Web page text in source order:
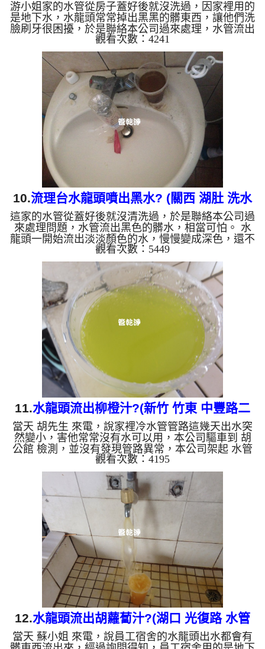
洗 )
游小姐家的水管從房子蓋好後就沒洗過，因家裡用的
是地下水，水龍頭常常掉出黑黑的髒東西，讓他們洗
臉刷牙很困擾，於是聯絡本公司過來處理，水管流出
咖啡色的液體，看起來相當噁心。 水龍頭一開始流
出半透明的水，慢慢變成深色，最後變成了咖啡色，
還發出惡臭，這不是水塔裡面有問題，而是本公司
在 洗水管。 水管裡的髒東西不斷噴出來，水漸漸變
透明，髒東西也越來越少，最後變成乾淨的水。 洗
水管是利用高週波水管清洗機，把檸檬酸水打入水
管，讓水管管壁的鐵鏽及生物膜軟化，透過空氣與水
混合，產生阻力，這...
觀看次數：4241
10.流理台水龍頭噴出黑水? (關西 湖肚 洗水
管)
這家的水管從蓋好後就沒清洗過，於是聯絡本公司過
來處理問題，水管流出黑色的髒水，相當可怕。 水
龍頭一開始流出淡淡顏色的水，慢慢變成深色，還不
時發出臭味，這不是水塔裡面有問題，而是本公司在
幫住在關西的王太太 洗水管。 水管裡的髒東西不斷
噴出來，水慢慢變透明，髒東西也越來越少，最後變
成乾淨的清水。 清洗水管是利用高週波機，把檸檬
酸水打入水管，讓水管管壁的鐵鏽及生物膜軟化，透
過空氣與水混合，產生阻力，這時候高周波就會把生
物膜、鐵鏽等等雜質打出來。 使用這方式把軟化的
東西打出來，浸...
觀看次數：5449
11.水龍頭流出柳橙汁?(新竹 竹東 中豐路二
段 清洗水管)
當天 胡先生 來電，說家裡冷水管管路這幾天出水突
然變小，害他常常沒有水可以用，本公司驅車到 胡
公館 檢測，並沒有發現管路異常，本公司架起 水管
清洗機 並開始作業，清洗時，從柳橙汁色突然變成
了咖啡色，我們也嚇了一跳。 水龍頭一開流出淡黃
色的水，慢慢變成咖啡色，散發出陣陣惡臭， 水管
裡的異物不斷流出來，水的顏色慢慢越來越透明，異
物也越來越少，終於變成乾淨的清水。高周波把管壁
異物剝離，直到排水到透明為止， 客戶 胡先生 看到
水龍頭的水的顏色怎麼這麼奇怪，當下也愣住了。
清洗水管...
觀看次數：4195
12.水龍頭流出胡蘿蔔汁?(湖口 光復路 水管
清潔)
當天 蘇小姐 來電，說員工宿舍的水龍頭出水都會有